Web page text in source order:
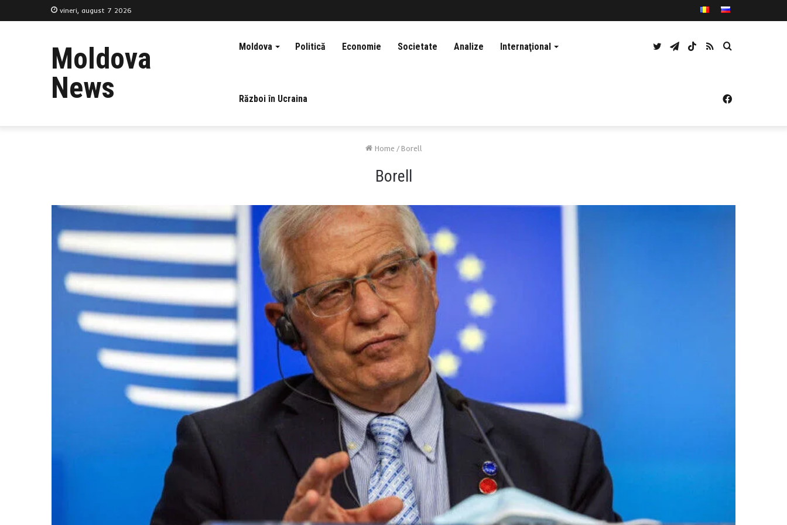
vineri, august 7 2026
Moldova
News
Moldova Politică Economie Societate Analize Internaţional
Război în Ucraina
Caută
RSS
TikTok
Telegram
Twitter
Facebook
Home / Borell
Borell